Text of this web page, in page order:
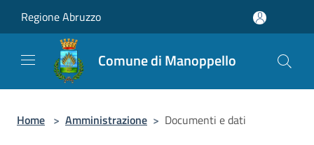
Regione Abruzzo
Comune di Manoppello
Home > Amministrazione > Documenti e dati